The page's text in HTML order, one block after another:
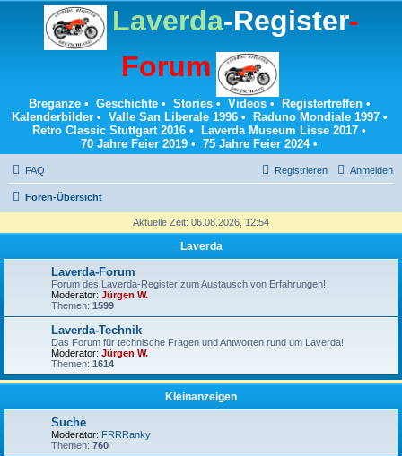
Laverda-Register-
Forum
Breganze• Geschichte• Stories• Videos• Registertreffen•
Kalenderbilder• Valle San Liberale 1996• Raduno Mondiale 1997•
Retro Classic Stuttgart 2016 • Laverda Museum Lisse 2017 •
70 Jahre Feier 2019 • 75 Jahre Feier 2024•
FAQ Anmelden
Registrieren
Foren-Übersicht
Aktuelle Zeit: 06.08.2026, 12:54
Laverda
Laverda-Forum
Forum des Laverda-Register zum Austausch von Erfahrungen!
Moderator: Jürgen W.
Themen: 1599
Laverda-Technik
Das Forum für technische Fragen und Antworten rund um Laverda!
Moderator: Jürgen W.
Themen: 1614
Kleinanzeigen
Suche
Moderator: FRRRanky
Themen: 760